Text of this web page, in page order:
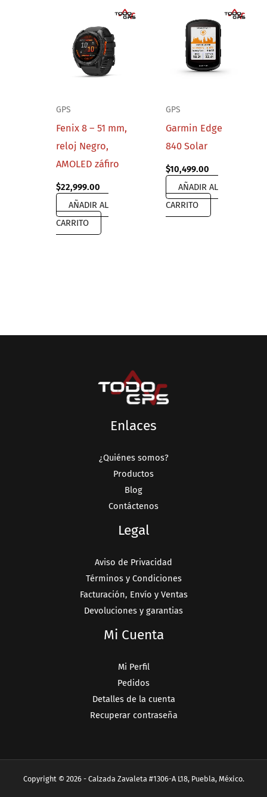
GPS
Fenix 8 – 51 mm,
reloj Negro,
AMOLED záfiro
$22,999.00
AÑADIR AL
CARRITO
GPS
Garmin Edge
840 Solar
$10,499.00
AÑADIR AL
CARRITO
Enlaces
¿Quiénes somos?
Productos
Blog
Contáctenos
Legal
Aviso de Privacidad
Términos y Condiciones
Facturación, Envío y Ventas
Devoluciones y garantias
Mi Cuenta
Mi Perfil
Pedidos
Detalles de la cuenta
Recuperar contraseña
Copyright © 2026 - Calzada Zavaleta #1306-A L18, Puebla, México.